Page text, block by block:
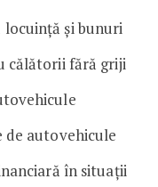
și bunuri
călătorii fără griji
de autovehicule
în situații